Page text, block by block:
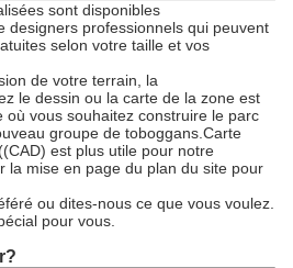
sont disponibles
designers professionnels qui peuvent
selon votre taille et vos
de votre terrain, la
le dessin ou la carte de la zone est
où vous souhaitez construire le parc
groupe de toboggans.Carte
est plus utile pour notre
la mise en page du plan du site pour
ou dites-nous ce que vous voulez.
pour vous.